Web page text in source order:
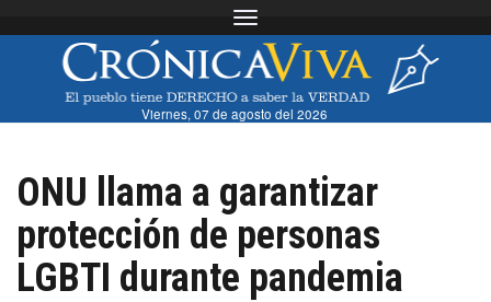
Toggle navigation
Viernes, 07 de agosto del 2026
ONU llama a garantizar
protección de personas
LGBTI durante pandemia